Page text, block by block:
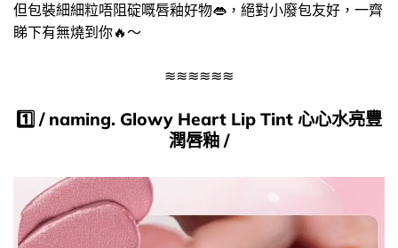
但包裝細細粒唔阻碇嘅唇釉好物​👄​，絕對小廢包友好，一齊
睇下有無燒到你​🔥～
≋≋≋≋≋≋
1️⃣​ / naming. Glowy Heart Lip Tint 心心水亮豐
潤唇釉 /